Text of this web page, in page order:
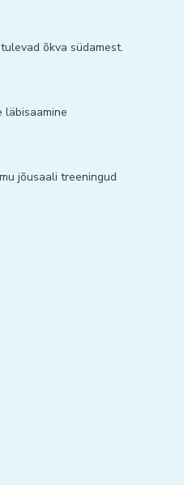
õkva südamest.
läbisaamine
jõusaali treeningud